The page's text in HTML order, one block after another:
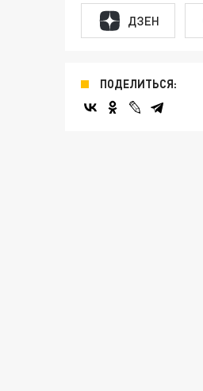
ДЗЕН
ПОДЕЛИТЬСЯ: